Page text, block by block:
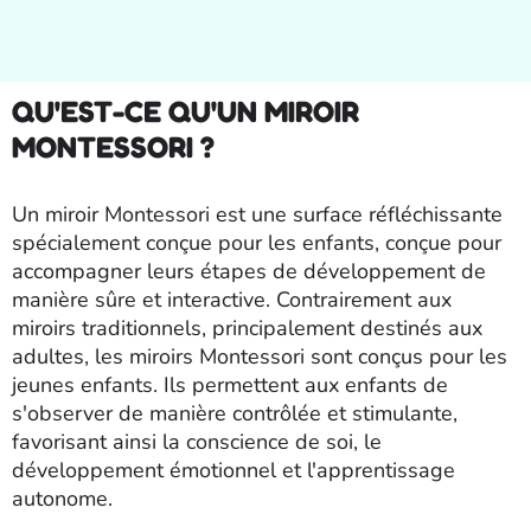
QU'EST-CE QU'UN MIROIR
MONTESSORI ?
Un miroir Montessori est une surface réfléchissante
spécialement conçue pour les enfants, conçue pour
accompagner leurs étapes de développement de
manière sûre et interactive. Contrairement aux
miroirs traditionnels, principalement destinés aux
adultes, les miroirs Montessori sont conçus pour les
jeunes enfants. Ils permettent aux enfants de
s'observer de manière contrôlée et stimulante,
favorisant ainsi la conscience de soi, le
développement émotionnel et l'apprentissage
autonome.